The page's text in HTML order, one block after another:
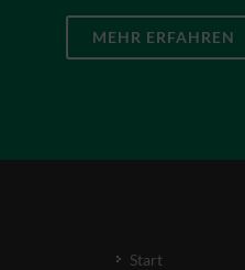
MEHR ERFAHREN
Start